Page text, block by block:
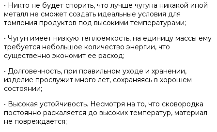
• Никто не будет спорить, что лучше чугуна никакой иной
металл не сможет создать идеальные условия для
томления продуктов под высокими температурами;
• Чугун имеет низкую теплоемкость, на единицу массы ему
требуется небольшое количество энергии, что
существенно экономит ее расход;
• Долговечность, при правильном уходе и хранении,
изделие прослужит много лет, сохраняясь в хорошем
состоянии;
• Высокая устойчивость. Несмотря на то, что сковородка
постоянно раскаляется до высоких температур, материал
не повреждается;